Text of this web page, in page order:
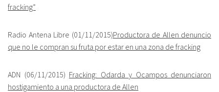
fracking”
Radio Antena Libre (01/11/2015)Productora de Allen denuncio
que no le compran su fruta por estar en una zona de fracking
ADN (06/11/2015) Fracking: Odarda y Ocampos denunciaron
hostigamiento a una productora de Allen